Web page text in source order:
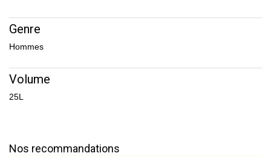
Genre
Hommes
Volume
25L
Nos recommandations